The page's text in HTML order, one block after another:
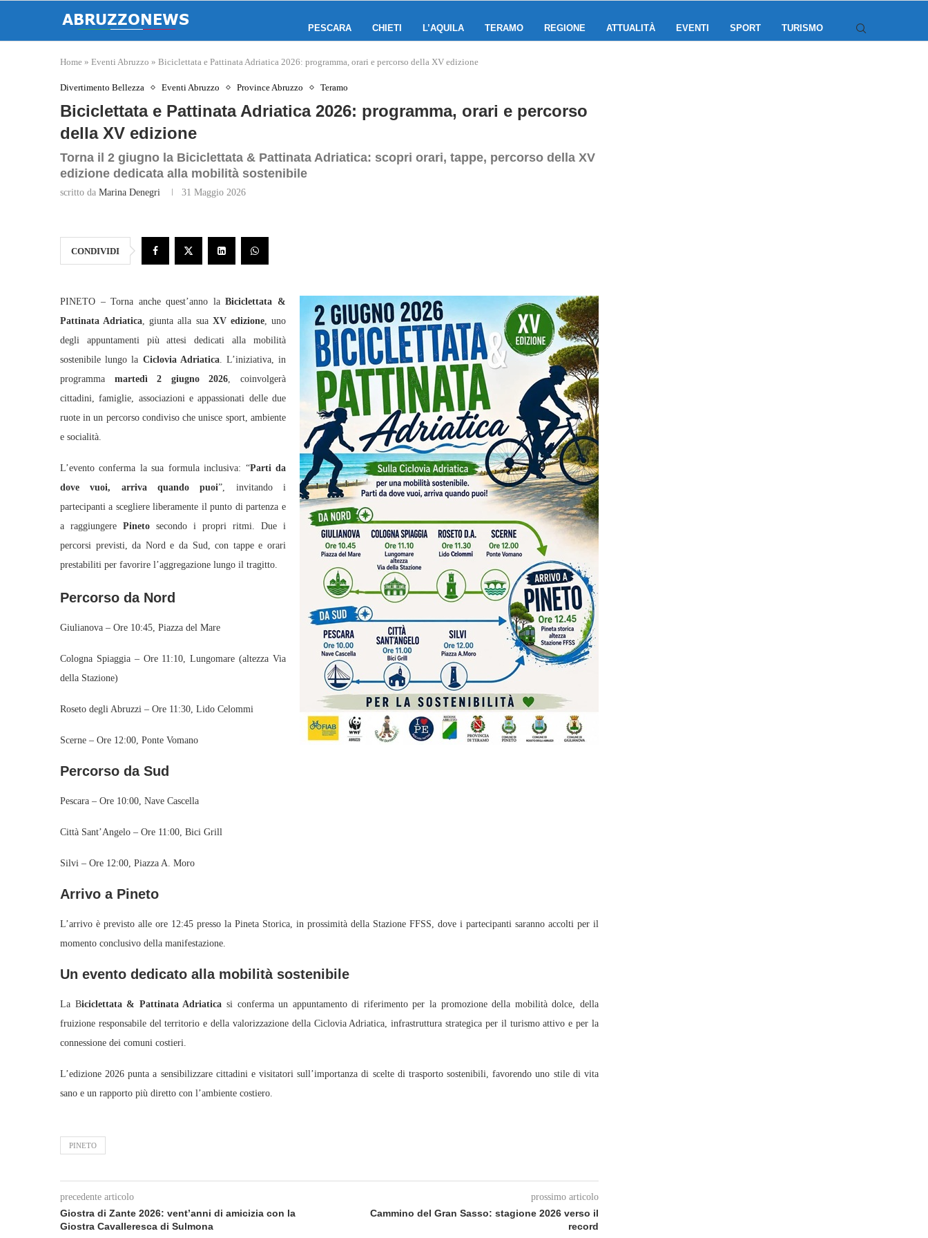
PESCARA CHIETI L’AQUILA TERAMO REGIONE ATTUALITÀ EVENTI SPORT TURISMO
Home » Eventi Abruzzo » Biciclettata e Pattinata Adriatica 2026: programma, orari e percorso della XV edizione
Divertimento Bellezza Eventi Abruzzo Province Abruzzo Teramo
Biciclettata e Pattinata Adriatica 2026: programma, orari e percorso
della XV edizione
Torna il 2 giugno la Biciclettata & Pattinata Adriatica: scopri orari, tappe, percorso della XV
edizione dedicata alla mobilità sostenibile
scritto da Marina Denegri 31 Maggio 2026
CONDIVIDI
PINETO – Torna anche quest’anno laBiciclettata &
Pattinata Adriatica, giunta alla sua XV edizione, uno
degli appuntamenti più attesi dedicati alla mobilità
sostenibile lungo la Ciclovia Adriatica. L’iniziativa, in
programma martedì 2 giugno 2026, coinvolgerà
cittadini, famiglie, associazioni e appassionati delle due
ruote in un percorso condiviso che unisce sport, ambiente
e socialità.
L’evento conferma la sua formula inclusiva: “Parti da
dove vuoi, arriva quando puoi”, invitando i
partecipanti a scegliere liberamente il punto di partenza e
a raggiungere Pineto secondo i propri ritmi. Due i
percorsi previsti, da Nord e da Sud, con tappe e orari
prestabiliti per favorire l’aggregazione lungo il tragitto.
Percorso da Nord
Giulianova – Ore 10:45, Piazza del Mare
Cologna Spiaggia – Ore 11:10, Lungomare (altezza Via
della Stazione)
Roseto degli Abruzzi – Ore 11:30, Lido Celommi
Scerne – Ore 12:00, Ponte Vomano
Percorso da Sud
Pescara – Ore 10:00, Nave Cascella
Città Sant’Angelo – Ore 11:00, Bici Grill
Silvi – Ore 12:00, Piazza A. Moro
Arrivo a Pineto
L’arrivo è previsto alle ore 12:45 presso la Pineta Storica, in prossimità della Stazione FFSS, dove i partecipanti saranno accolti per il
momento conclusivo della manifestazione.
Un evento dedicato alla mobilità sostenibile
La Biciclettata & Pattinata Adriatica si conferma un appuntamento di riferimento per la promozione della mobilità dolce, della
fruizione responsabile del territorio e della valorizzazione della Ciclovia Adriatica, infrastruttura strategica per il turismo attivo e per la
connessione dei comuni costieri.
L’edizione 2026 punta a sensibilizzare cittadini e visitatori sull’importanza di scelte di trasporto sostenibili, favorendo uno stile di vita
sano e un rapporto più diretto con l’ambiente costiero.
PINETO
precedente articolo
Giostra di Zante 2026: vent’anni di amicizia con la
Giostra Cavalleresca di Sulmona
prossimo articolo
Cammino del Gran Sasso: stagione 2026 verso il
record